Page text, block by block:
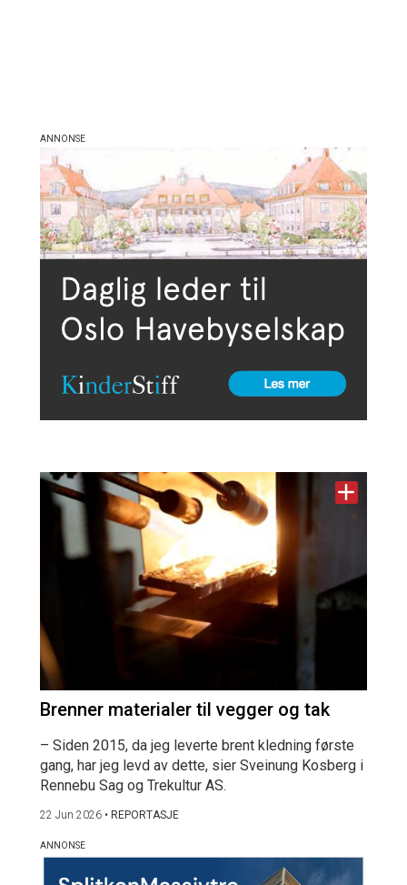
Brenner materialer til vegger og tak
– Siden 2015, da jeg leverte brent kledning første
gang, har jeg levd av dette, sier Sveinung Kosberg i
Rennebu Sag og Trekultur AS.
22 Jun 2026 • REPORTASJE